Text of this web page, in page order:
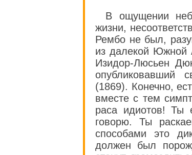
В ощущении
жизни,
Рембо не был,
из далекой Южной
Изидор-Люсьен
опубликовавший
(1869). Конечно,
вместе с тем
раса идиотов! Ты
говорю. Ты
способами это
должен был